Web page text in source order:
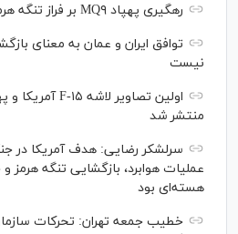
رهگیری پهپاد MQ۹ بر فراز تنگه هرمز
توافق ایران و عمان به معنای
نیست
منتشر شد
سرلشکر رضایی: هدف آمریکا در
عملیات هوابرد، بازگشایی تنگه
هسته‌ای بود
خطیب جمعه تهران: تحرکات